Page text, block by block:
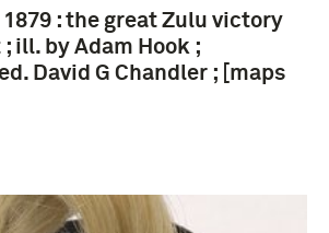
1879 : the great Zulu victory
ill. by Adam Hook ;
David G Chandler ; [maps